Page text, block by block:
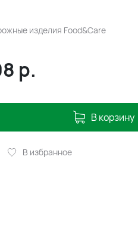
изделия Food&Care
р.
В корзину
В избранное